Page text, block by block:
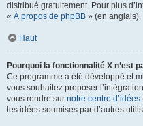
distribué gratuitement. Pour plus
« À propos de phpBB » (en anglais).
Haut
Pourquoi la fonctionnalité X n’est
Ce programme a été développé et
vous souhaitez proposer
vous rendre sur notre centre d’idées
les idées soumises par d’autres